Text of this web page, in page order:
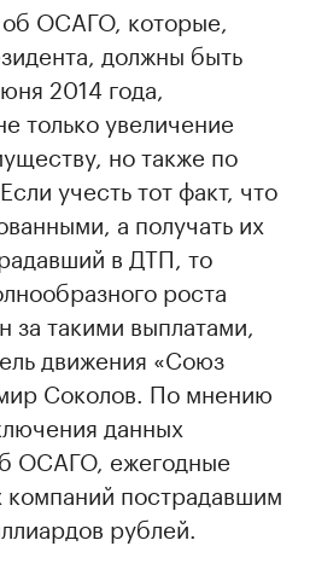
ОСАГО, которые,
должны быть
2014 года,
только увеличение
но также по
учесть тот факт, что
а получать их
в ДТП, то
роста
такими выплатами,
движения «Союз
Соколов. По мнению
данных
ОСАГО, ежегодные
компаний пострадавшим
рублей.